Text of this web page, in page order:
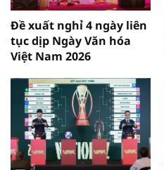
Đề xuất nghỉ 4 ngày liên
tục dịp Ngày Văn hóa
Việt Nam 2026